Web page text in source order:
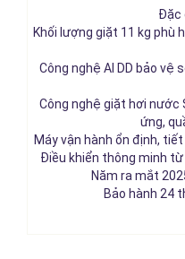
Đặc
Khối lượng giặt 11 kg phù
Công nghệ AI DD bảo vệ
Công nghệ giặt hơi nước
ứng,
Máy vận hành ổn định,
Điều khiển thông minh từ
Năm ra mắt
Bảo hành 24